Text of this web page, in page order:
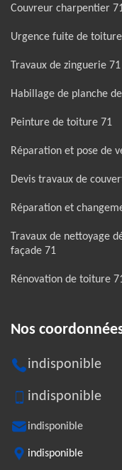
Couvreur charpentier
Urgence fuite de
Travaux de zinguerie 71
Habillage de planche
Peinture de toiture 71
Réparation et pose de
Devis travaux de
Réparation et
Travaux de nettoyage
façade 71
Rénovation de toiture
Nos
indisponible
indisponible
indisponible
indisponible